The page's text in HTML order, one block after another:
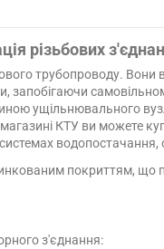
різьбових
трубопроводу. Вони
запобігаючи
ущільнювального
КТУ ви можете
водопостачання,
покриттям, що
з'єднання: